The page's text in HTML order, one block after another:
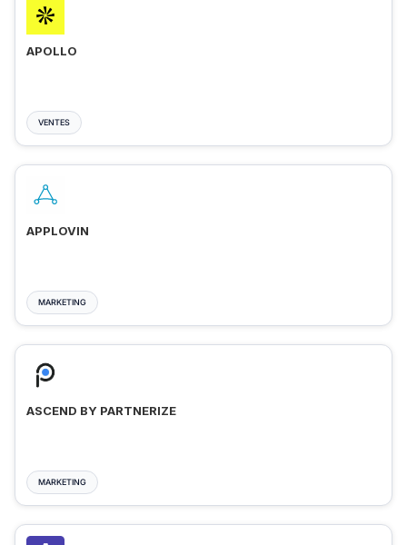
APOLLO
VENTES
APPLOVIN
MARKETING
ASCEND BY PARTNERIZE
MARKETING